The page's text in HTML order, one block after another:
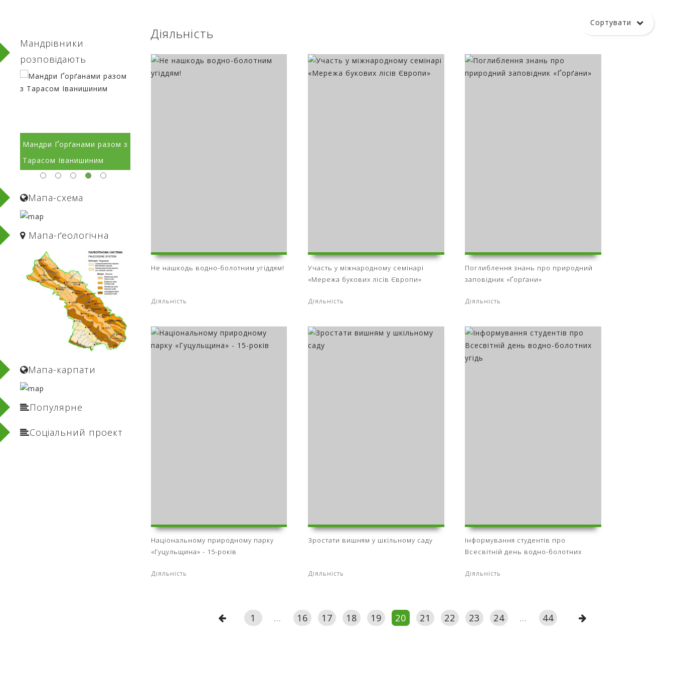
Діяльність
Не нашкодь водно-болотним угіддям!
Діяльність
Участь у міжнародному семінарі
«Мережа букових лісів Європи»
Діяльність
Поглиблення знань про природний
заповідник «Ґорґани»
Діяльність
Національному природному парку
«Гуцульщина» - 15-років
Діяльність
Зростати вишням у шкільному саду
Діяльність
Інформування студентів про
Всесвітній день водно-болотних
Діяльність
1 ... 16 17 18 19 20 21 22 23 24 ... 44
Мандрівники
розповідають
В любові до краю
народжується поезія
Мапа-схема
Мапа-ґеологічнa
Мапа-карпати
Популярне
Соціальний проект